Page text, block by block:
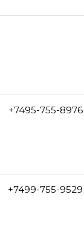
+7495-755-8976
+7499-755-9529